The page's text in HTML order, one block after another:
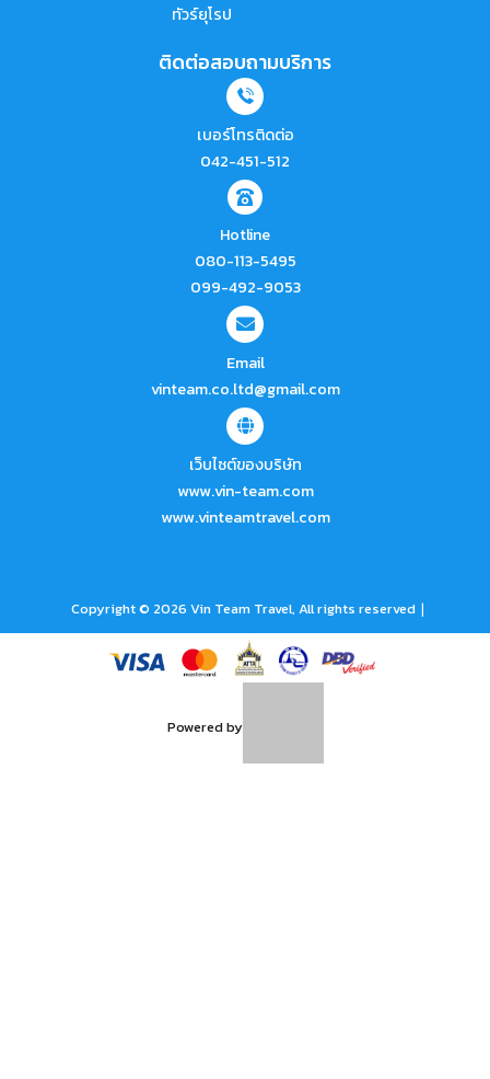
ทัวร์ยุโรป
ติดต่อสอบถามบริการ
เบอร์โทรติดต่อ
042-451-512
Hotline
080-113-5495
099-492-9053
Email
vinteam.co.ltd@gmail.com
เว็บไซต์ของบริษัท
www.vin-team.com
www.vinteamtravel.com
Copyright © 2026 Vin Team Travel, All rights reserved |